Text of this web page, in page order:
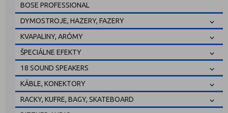
BOSE PROFESSIONAL
DYMOSTROJE, HAZERY, FAZERY
KVAPALINY, ARÓMY
ŠPECIÁLNE EFEKTY
18 SOUND SPEAKERS
KÁBLE, KONEKTORY
RACKY, KUFRE, BAGY, SKATEBOARD